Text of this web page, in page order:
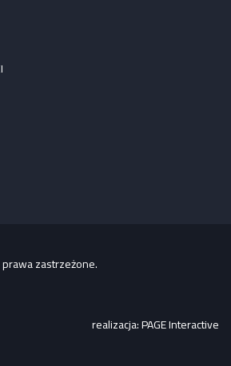
zastrzeżone.
realizacja:PAGE Interactive